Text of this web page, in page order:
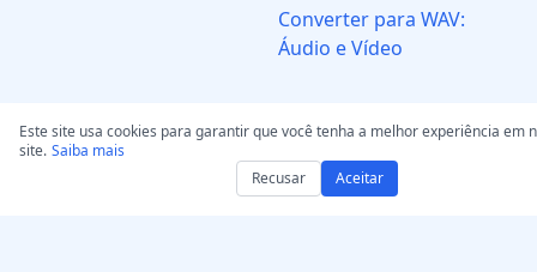
Converter para WAV:
Áudio e Vídeo
Declaração de Direitos de
Este site usa cookies para garantir que você tenha a melhor experiência em
site. Saiba mais
Recusar
Aceitar